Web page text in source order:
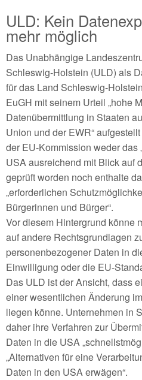
ULD: Kein
mehr möglich
Das Unabhängige
Schleswig-Holstein (ULD) als
für das Land Schleswig-
EuGH mit seinem Urteil „hohe
Datenübermittlung in Staaten
Union und der EWR“
der EU-Kommission weder das
USA ausreichend mit Blick auf
geprüft worden noch enthalte
„erforderlichen
Bürgerinnen und Bürger“.
Vor diesem Hintergrund könne
auf andere Rechtsgrundlagen
personenbezogener Daten in
Einwilligung oder die EU-
Das ULD ist der Ansicht, dass
einer wesentlichen Änderung
liegen könne. Unternehmen in
daher ihre Verfahren zur
Daten in die USA
„Alternativen für eine
Daten in den USA erwägen“.